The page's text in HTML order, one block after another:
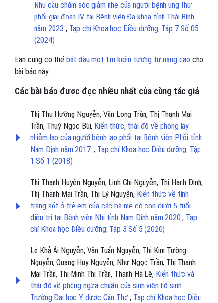
Nhu cầu chăm sóc giảm nhẹ của người bệnh ung thư
phổi giai đoạn IV tại Bệnh viện Đa khoa tỉnh Thái Bình
năm 2023 , Tạp chí Khoa học Điều dưỡng: Tập 7 Số 05
(2024)
Bạn cũng có thể bắt đầu một tìm kiếm tương tự nâng cao cho
bài báo này.
Các bài báo được đọc nhiều nhất của cùng tác giả
Thị Thu Hường Nguyễn, Văn Long Trần, Thị Thanh Mai
Trần, Thuý Ngọc Bùi, Kiến thức, thái độ về phòng lây
nhiễm lao của người bệnh lao phổi tại Bệnh viện Phổi tỉnh
Nam Định năm 2017. , Tạp chí Khoa học Điều dưỡng: Tập
1 Số 1 (2018)
Thị Thanh Huyền Nguyễn, Linh Chi Nguyễn, Thị Hạnh Đinh,
Thị Thanh Mai Trần, Thị Lý Nguyễn, Kiến thức về tình
trạng sốt ở trẻ em của các bà mẹ có con dưới 5 tuổi
điều trị tại Bệnh viện Nhi tỉnh Nam Định năm 2020 , Tạp
chí Khoa học Điều dưỡng: Tập 3 Số 5 (2020)
Lê Khả Ái Nguyễn, Văn Tuấn Nguyễn, Thị Kim Tường
Nguyễn, Quang Huy Nguyễn, Như Ngọc Trần, Thị Thanh
Mai Trần, Thị Minh Thi Trần, Thanh Hà Lê, Kiến thức và
thái độ về phòng ngừa chuẩn của sinh viên hộ sinh
Trường Đại học Y dược Cần Thơ , Tạp chí Khoa học Điều